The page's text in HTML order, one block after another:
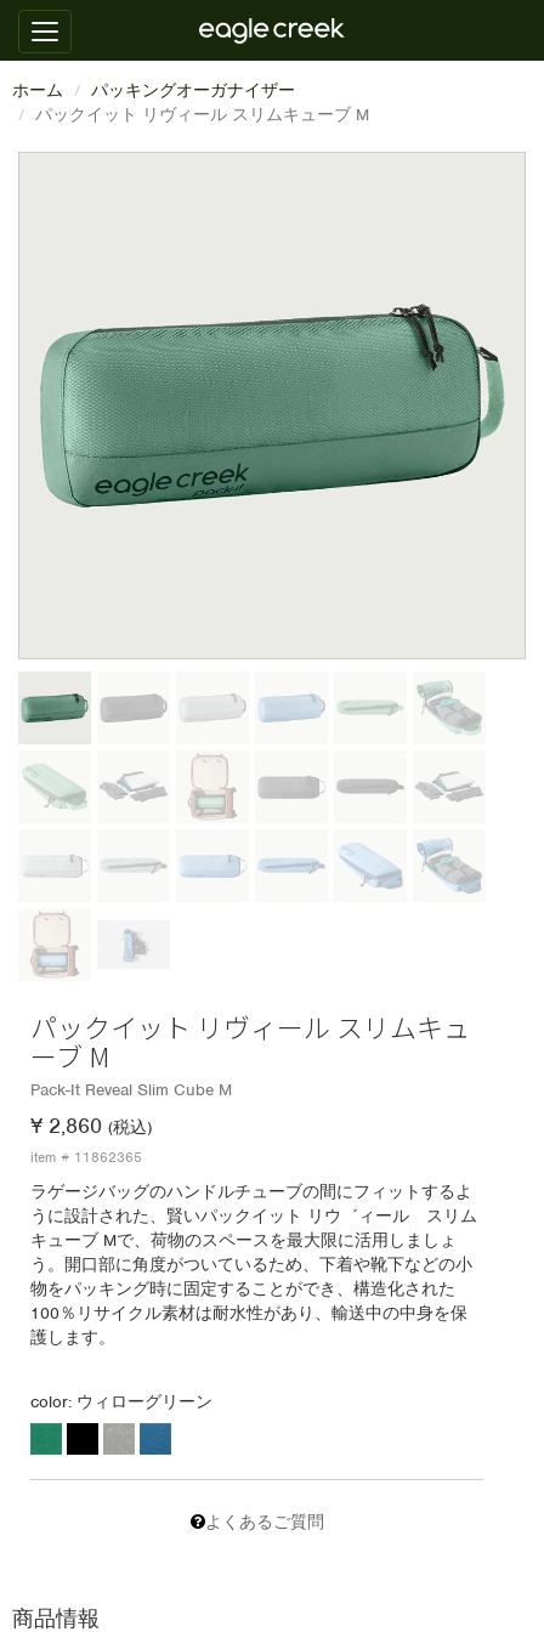
ホーム
パッキングオーガナイザー
パックイット リヴィール スリムキューブ M
パックイット リヴィール スリムキュ
ーブ M
Pack-It Reveal Slim Cube M
¥ 2,860 (税込)
item # 11862365
ラゲージバッグのハンドルチューブの間にフィットするよ
うに設計された、賢いパックイット リウ゛ィール スリム
キューブ Mで、荷物のスペースを最大限に活用しましょ
う。開口部に角度がついているため、下着や靴下などの小
物をパッキング時に固定することができ、構造化された
100％リサイクル素材は耐水性があり、輸送中の中身を保
護します。
color: ウィローグリーン
よくあるご質問
商品情報